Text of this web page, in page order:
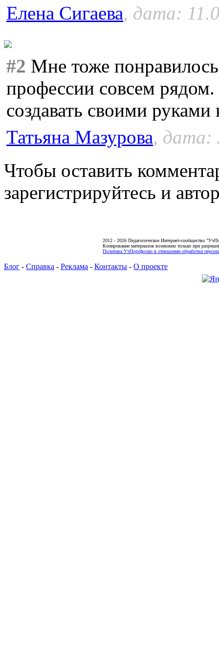
Елена Сигаева, дата:
#2 Мне тоже
профессии совсем рядом.
создавать своими руками
Татьяна Мазурова, дата:
Чтобы оставить
зарегистрируйтесь и
2012 - 2026 Педагогическое Интернет-сообщество
Копирование материалов возможно только при
Политика УчПортфолио в отношении обработки
Блог - Справка - Реклама - Контакты - О проекте